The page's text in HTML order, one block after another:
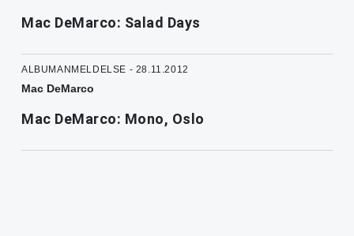
Mac DeMarco: Salad Days
ALBUMANMELDELSE - 28.11.2012
Mac DeMarco
Mac DeMarco: Mono, Oslo